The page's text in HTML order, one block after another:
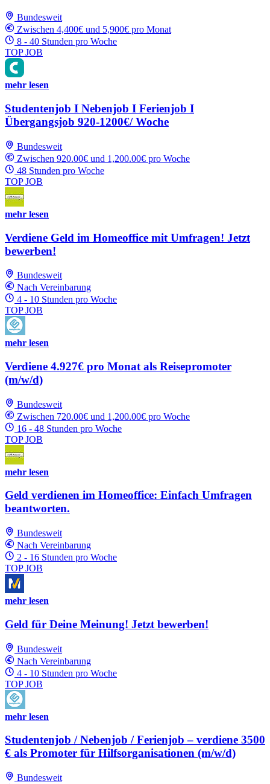
Bundesweit
Zwischen 4,400€ und 5,900€ pro Monat
8 - 40 Stunden pro Woche
TOP JOB
mehr lesen
Studentenjob I Nebenjob I Ferienjob I
Übergangsjob 920-1200€/ Woche
Bundesweit
Zwischen 920.00€ und 1,200.00€ pro Woche
48 Stunden pro Woche
TOP JOB
mehr lesen
Verdiene Geld im Homeoffice mit Umfragen! Jetzt
bewerben!
Bundesweit
Nach Vereinbarung
4 - 10 Stunden pro Woche
TOP JOB
mehr lesen
Verdiene 4.927€ pro Monat als Reisepromoter
(m/w/d)
Bundesweit
Zwischen 720.00€ und 1,200.00€ pro Woche
16 - 48 Stunden pro Woche
TOP JOB
mehr lesen
Geld verdienen im Homeoffice: Einfach Umfragen
beantworten.
Bundesweit
Nach Vereinbarung
2 - 16 Stunden pro Woche
TOP JOB
mehr lesen
Geld für Deine Meinung! Jetzt bewerben!
Bundesweit
Nach Vereinbarung
4 - 10 Stunden pro Woche
TOP JOB
mehr lesen
Studentenjob / Nebenjob / Ferienjob – verdiene 3500
€ als Promoter für Hilfsorganisationen (m/w/d)
Bundesweit